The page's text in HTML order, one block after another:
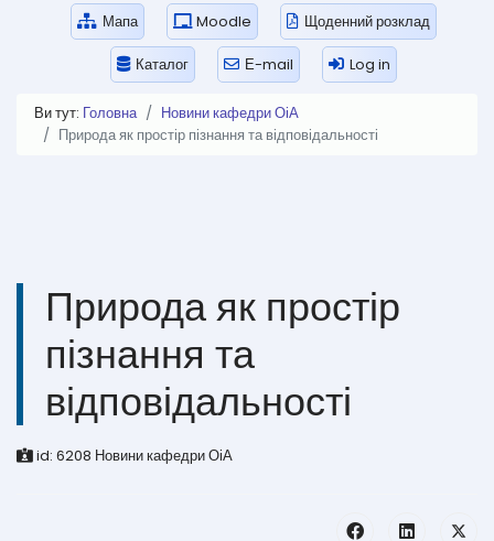
Мапа Moodle Щоденний розклад
Каталог Е-mail Log in
Ви тут: Головна
Новини кафедри ОіА
Природа як простір пізнання та відповідальності
Природа як простір
пізнання та
відповідальності
id: 6208 Новини кафедри ОіА